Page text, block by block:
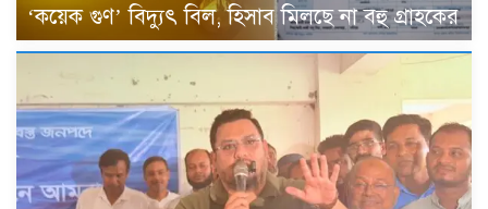
‘কয়েক গুণ’ বিদ্যুৎ বিল, হিসাব মিলছে না বহু গ্রাহকের